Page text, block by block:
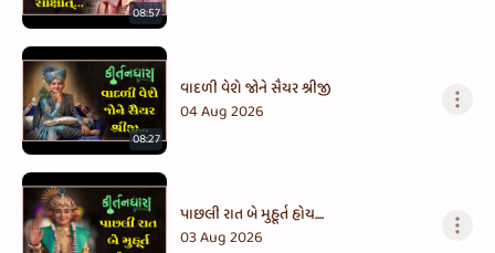
08:57
08:27
વાદળી વેશે જોને સૈયર શ્રીજી
04 Aug 2026
પાછલી રાત બે મુહૂર્ત હોય....
03 Aug 2026